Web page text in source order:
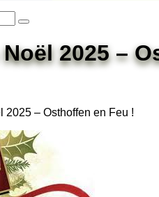
2025 –
2025 – Osthoffen en Feu !